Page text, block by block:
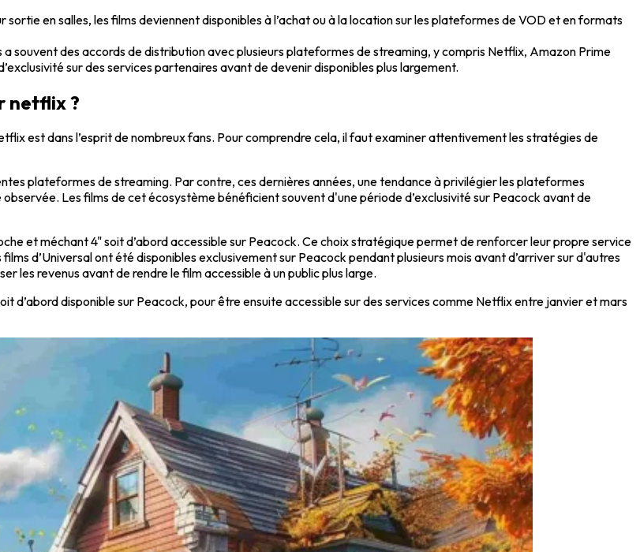
sortie en salles, les films deviennent disponibles à l’achat ou à la location sur les plateformes de VOD et en formats
a souvent des accords de distribution avec plusieurs plateformes de streaming, y compris Netflix, Amazon Prime
sur des services partenaires avant de devenir disponibles plus largement.
netflix ?
est dans l’esprit de nombreux fans. Pour comprendre cela, il faut examiner attentivement les stratégies de
plateformes de streaming. Par contre, ces dernières années, une tendance à privilégier les plateformes
Les films de cet écosystème bénéficient souvent d'une période d’exclusivité sur Peacock avant de
et méchant 4" soit d’abord accessible sur Peacock. Ce choix stratégique permet de renforcer leur propre service
d’Universal ont été disponibles exclusivement sur Peacock pendant plusieurs mois avant d’arriver sur d'autres
revenus avant de rendre le film accessible à un public plus large.
d’abord disponible sur Peacock, pour être ensuite accessible sur des services comme Netflix entre janvier et mars